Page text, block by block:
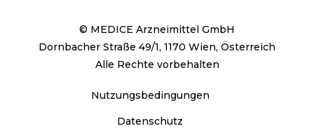
© MEDICE Arzneimittel GmbH
Dornbacher Straße 49/1, 1170 Wien, Österreich
Alle Rechte vorbehalten
Nutzungs­bedingungen
Datenschutz